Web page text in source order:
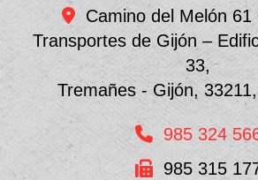
Camino del Melón 61
Transportes de Gijón –
33,
Tremañes - Gijón,33211
985 324
985 315